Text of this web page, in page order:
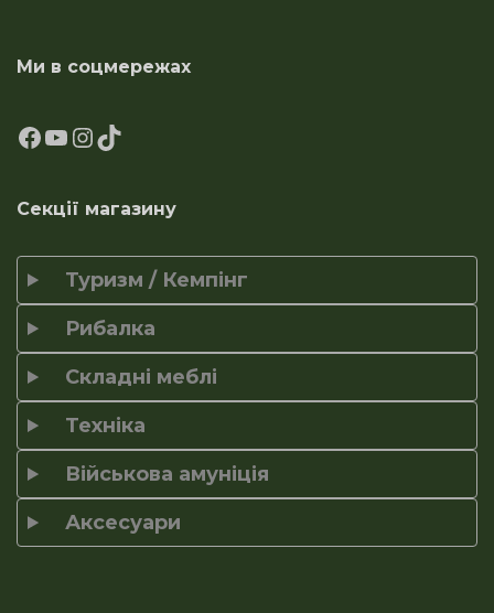
Ми в соцмережах
Секції магазину
Туризм / Кемпінг
Рибалка
Складні меблі
Техніка
Військова амуніція
Аксесуари